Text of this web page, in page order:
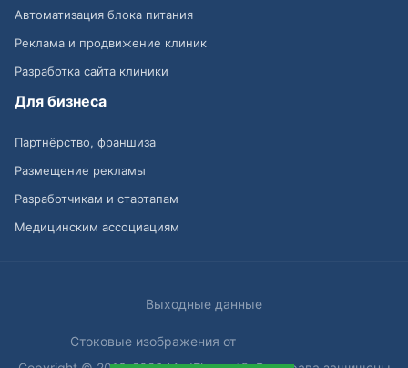
Автоматизация блока питания
Реклама и продвижение клиник
Разработка сайта клиники
Для бизнеса
Партнёрство, франшиза
Размещение рекламы
Разработчикам и стартапам
Медицинским ассоциациям
Выходные данные
Стоковые изображения от